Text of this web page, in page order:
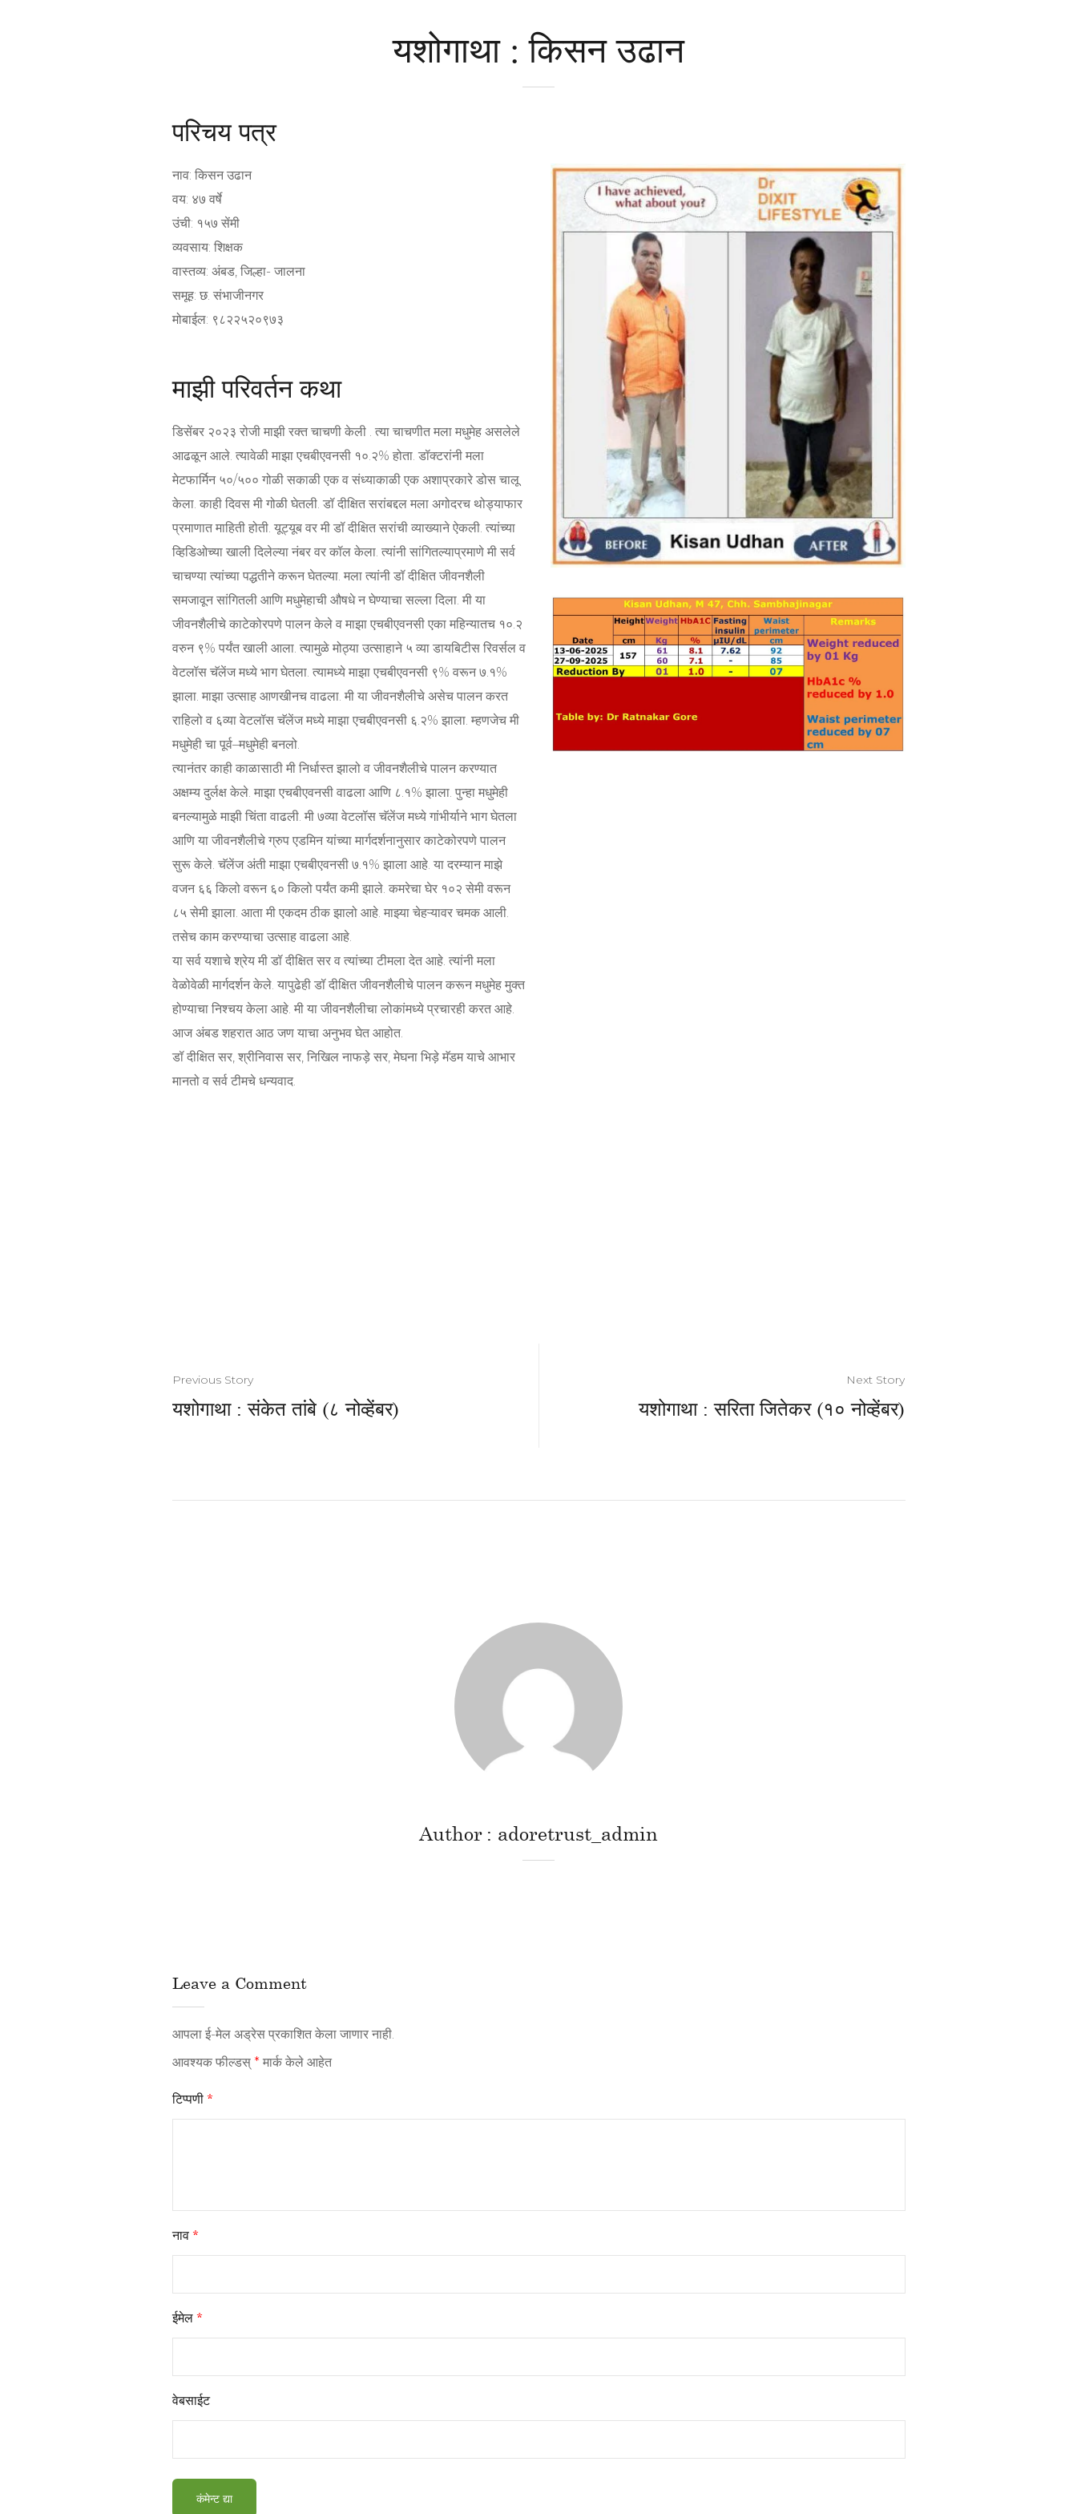
यशोगाथा : किसन उढान
परिचय पत्र
नाव: किसन उढान
वय: ४७ वर्षे
उंची: १५७ सेंमी
व्यवसाय: शिक्षक
वास्तव्य: अंबड, जिल्हा- जालना
समूह: छ. संभाजीनगर
मोबाईल: ९८२२५२०९७३
माझी परिवर्तन कथा
डिसेंबर २०२३ रोजी माझी रक्त चाचणी केली . त्या चाचणीत मला मधुमेह असलेले
आढळून आले. त्यावेळी माझा एचबीएवनसी १०.२% होता. डॉक्टरांनी मला
मेटफार्मिन ५०/५०० गोळी सकाळी एक व संध्याकाळी एक अशाप्रकारे डोस चालू
केला. काही दिवस मी गोळी घेतली. डॉ दीक्षित सरांबद्दल मला अगोदरच थोड्याफार
प्रमाणात माहिती होती. यूट्यूब वर मी डॉ दीक्षित सरांची व्याख्याने ऐकली. त्यांच्या
व्हिडिओच्या खाली दिलेल्या नंबर वर कॉल केला. त्यांनी सांगितल्याप्रमाणे मी सर्व
चाचण्या त्यांच्या पद्धतीने करून घेतल्या. मला त्यांनी डॉ दीक्षित जीवनशैली
समजावून सांगितली आणि मधुमेहाची औषधे न घेण्याचा सल्ला दिला. मी या
जीवनशैलीचे काटेकोरपणे पालन केले व माझा एचबीएवनसी एका महिन्यातच १०.२
वरुन ९% पर्यंत खाली आला. त्यामुळे मोठ्या उत्साहाने ५ व्या डायबिटीस रिवर्सल व
वेटलॉस चॅलेंज मध्ये भाग घेतला. त्यामध्ये माझा एचबीएवनसी ९% वरून ७.१%
झाला. माझा उत्साह आणखीनच वाढला. मी या जीवनशैलीचे असेच पालन करत
राहिलो व ६व्या वेटलॉस चॅलेंज मध्ये माझा एचबीएवनसी ६.२% झाला. म्हणजेच मी
मधुमेही चा पूर्व–मधुमेही बनलो.
त्यानंतर काही काळासाठी मी निर्धास्त झालो व जीवनशैलीचे पालन करण्यात
अक्षम्य दुर्लक्ष केले. माझा एचबीएवनसी वाढला आणि ८.१% झाला. पुन्हा मधुमेही
बनल्यामुळे माझी चिंता वाढली. मी ७व्या वेटलॉस चॅलेंज मध्ये गांभीर्याने भाग घेतला
आणि या जीवनशैलीचे ग्रुप एडमिन यांच्या मार्गदर्शनानुसार काटेकोरपणे पालन
सुरू केले. चॅलेंज अंती माझा एचबीएवनसी ७.१% झाला आहे. या दरम्यान माझे
वजन ६६ किलो वरून ६० किलो पर्यंत कमी झाले. कमरेचा घेर १०२ सेमी वरून
८५ सेमी झाला. आता मी एकदम ठीक झालो आहे. माझ्या चेहऱ्यावर चमक आली.
तसेच काम करण्याचा उत्साह वाढला आहे.
या सर्व यशाचे श्रेय मी डॉ दीक्षित सर व त्यांच्या टीमला देत आहे. त्यांनी मला
वेळोवेळी मार्गदर्शन केले. यापुढेही डॉ दीक्षित जीवनशैलीचे पालन करून मधुमेह मुक्त
होण्याचा निश्चय केला आहे. मी या जीवनशैलीचा लोकांमध्ये प्रचारही करत आहे.
आज अंबड शहरात आठ जण याचा अनुभव घेत आहोत.
डॉ दीक्षित सर, श्रीनिवास सर, निखिल नाफड़े सर, मेघना भिड़े मॅडम याचे आभार
मानतो व सर्व टीमचे धन्यवाद.
Previous Story
यशोगाथा : संकेत तांबे (८ नोव्हेंबर)
Next Story
यशोगाथा : सरिता जितेकर (१० नोव्हेंबर)
Author adoretrust_admin
Leave a Comment
आपला ई-मेल अड्रेस प्रकाशित केला जाणार नाही.
आवश्यक फील्डस् * मार्क केले आहेत
टिप्पणी *
नाव *
ईमेल *
वेबसाईट